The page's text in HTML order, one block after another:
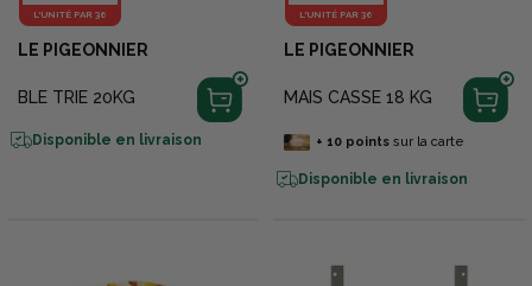
L'UNITÉ PAR 36
LE PIGEONNIER
BLE TRIE 20KG
Disponible en livraison
L'UNITÉ PAR 36
LE PIGEONNIER
MAIS CASSE 18 KG
+ 10pointssur la carte
Disponible en livraison